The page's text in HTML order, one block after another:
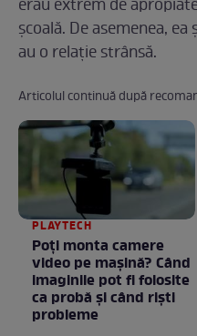
erau extrem de
școală. De asemenea,
au o relație strânsă.
Articolul continuă după
PLAYTECH
Poți monta camere
video pe mașină? Când
imaginile pot fi folosite
ca probă și când riști
probleme